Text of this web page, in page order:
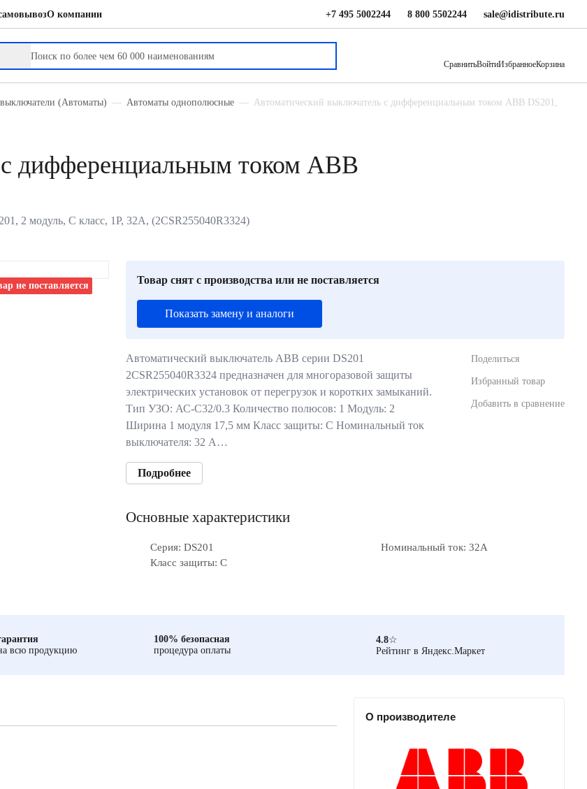
О компании +7 495 5002244 8 800 5502244 sale@idistribute.ru
СравнитьВойтиИзбранноеКорзина
(Автоматы) Автоматы однополюсные
Автоматический выключатель с дифференциальным током ABB DS201,
не поставляется
дифференциальным током ABB
2 модуль, C класс, 1P, 32А, (2CSR255040R3324)
Товар снят с производства или не поставляется
Показать замену и аналоги
Автоматический выключатель ABB серии DS201
2CSR255040R3324 предназначен для многоразовой защиты
электрических установок от перегрузок и коротких замыканий.
Тип УЗО: АС-C32/0.3 Количество полюсов: 1 Модуль: 2
Ширина 1 модуля 17,5 мм Класс защиты: С Номинальный ток
выключателя: 32 А…
Подробнее
Поделиться
Избранный товар
Добавить в сравнение
Основные характеристики
Серия: DS201
Номинальный ток: 32А
Класс защиты: C
всю продукцию
100% безопасная
процедура оплаты
4.8☆
Рейтинг в Яндекс.Маркет
О производителе